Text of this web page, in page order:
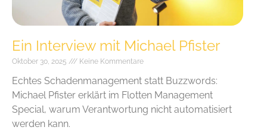
Ein Interview mit Michael Pfister
Oktober 30, 2025 Keine Kommentare
Echtes Schadenmanagement statt Buzzwords:
Michael Pfister erklärt im Flotten Management
Special, warum Verantwortung nicht automatisiert
werden kann.